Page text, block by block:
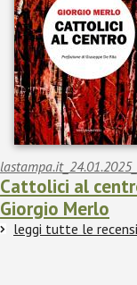
Cattolici al
Giorgio Merlo
leggi tutte le